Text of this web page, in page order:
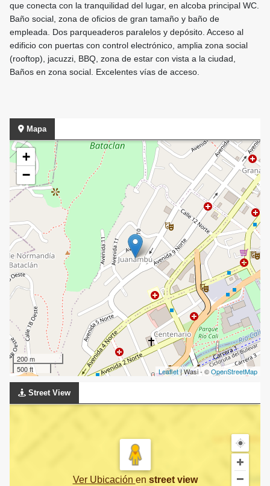
que conecta con la tranquilidad del lugar, en alcoba principal WC.
Baño social, zona de oficios de gran tamaño y baño de
empleada. Dos parqueaderos paralelos y depósito. Acceso al
edificio con puertas con control electrónico, amplia zona social
(rooftop), jacuzzi, BBQ, zona de estar con vista a la ciudad,
Baños en zona social. Excelentes vías de acceso.
Mapa
+
−
200 m
500 ft
Leaflet| Wasi - ©OpenStreetMap
Street View
Ver Ubicación en street view